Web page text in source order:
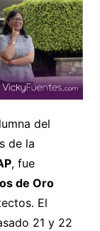
del
de la
, fue
de Oro
El
21 y 22